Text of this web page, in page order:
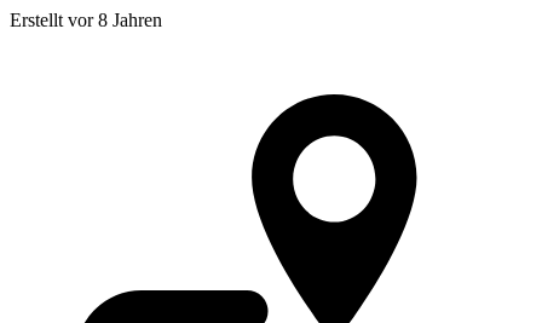
Erstellt vor 8 Jahren